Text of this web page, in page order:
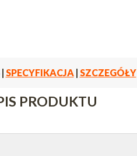
| SPECYFIKACJA| SZCZEGÓŁY
PRODUKTU